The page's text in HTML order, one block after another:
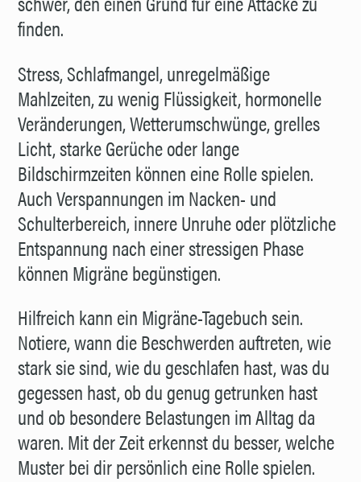
finden.
Stress, Schlafmangel, unregelmäßige
Mahlzeiten, zu wenig Flüssigkeit, hormonelle
Veränderungen, Wetterumschwünge, grelles
Licht, starke Gerüche oder lange
Bildschirmzeiten können eine Rolle spielen.
Auch Verspannungen im Nacken- und
Schulterbereich, innere Unruhe oder plötzliche
Entspannung nach einer stressigen Phase
können Migräne begünstigen.
Hilfreich kann ein Migräne-Tagebuch sein.
Notiere, wann die Beschwerden auftreten, wie
stark sie sind, wie du geschlafen hast, was du
gegessen hast, ob du genug getrunken hast
und ob besondere Belastungen im Alltag da
waren. Mit der Zeit erkennst du besser, welche
Muster bei dir persönlich eine Rolle spielen.